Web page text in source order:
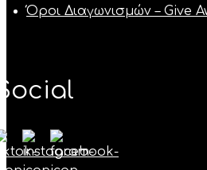
Όροι Διαγωνισμών – Give